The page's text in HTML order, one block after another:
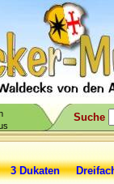
Suche
Dukaten